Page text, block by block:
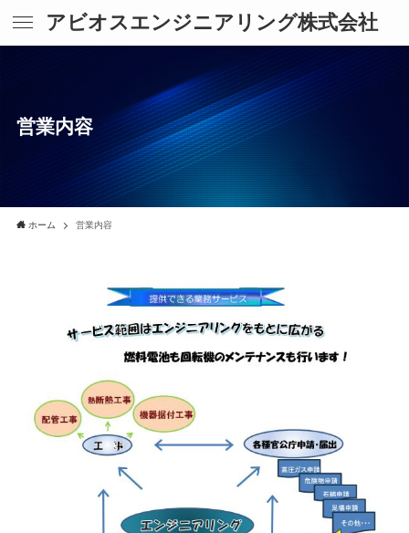
アビオスエンジニアリング株式会社
営業内容
ホーム 営業内容